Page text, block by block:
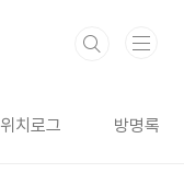
위치로그 방명록